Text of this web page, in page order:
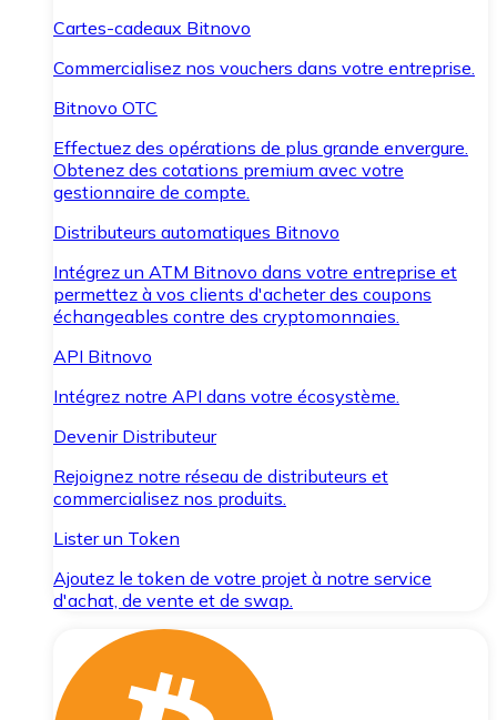
Cartes-cadeaux Bitnovo
Commercialisez nos vouchers dans votre entreprise.
Bitnovo OTC
Effectuez des opérations de plus grande envergure.
Obtenez des cotations premium avec votre
gestionnaire de compte.
Distributeurs automatiques Bitnovo
Intégrez un ATM Bitnovo dans votre entreprise et
permettez à vos clients d'acheter des coupons
échangeables contre des cryptomonnaies.
API Bitnovo
Intégrez notre API dans votre écosystème.
Devenir Distributeur
Rejoignez notre réseau de distributeurs et
commercialisez nos produits.
Lister un Token
Ajoutez le token de votre projet à notre service
d'achat, de vente et de swap.